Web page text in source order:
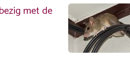
met de